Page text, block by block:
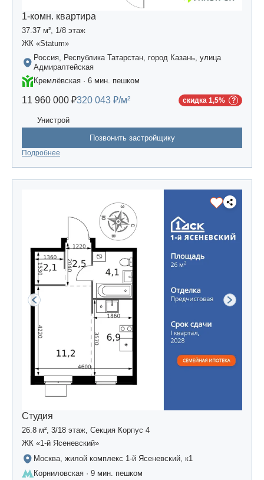
1-комн. квартира
37.37 м², 1/8 этаж
ЖК «Statum»
Россия, Республика Татарстан, город Казань, улица
Адмиралтейская
Кремлёвская · 6 мин. пешком
11 960 000 ₽320 043 ₽/м² скидка 1,5%
Унистрой
Позвонить застройщику
Подробнее
Студия
26.8 м², 3/18 этаж, Секция Корпус 4
ЖК «1-й Ясеневский»
Москва, жилой комплекс 1-й Ясеневский, к1
Корниловская · 9 мин. пешком